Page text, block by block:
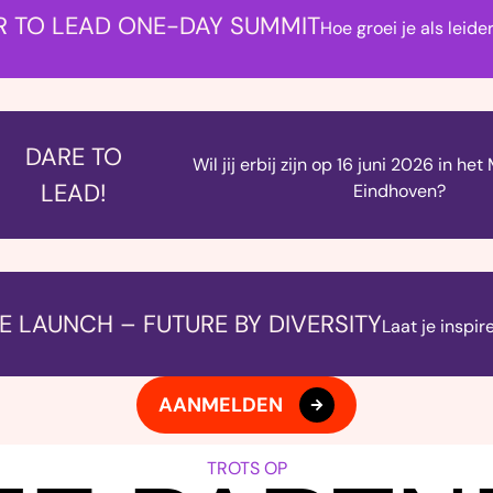
TO LEAD ONE-DAY SUMMITHoe groei je als
DARE TO
LEAD!
Wil jij erbij zijn op 16 juni 2026 in het
Eindhoven?
LAUNCH – FUTURE BY DIVERSITYLaat je
AANMELDEN
TROTS OP